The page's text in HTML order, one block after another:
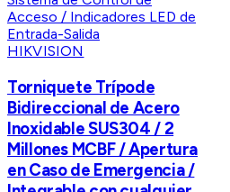
HIKVISION
Torniquete Trípode
Bidireccional de Acero
Inoxidable SUS304 / 2
Millones MCBF / Apertura
en Caso de Emergencia /